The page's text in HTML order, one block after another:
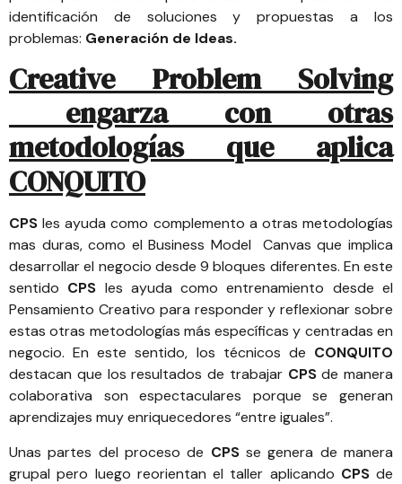
identificación de soluciones y propuestas a los
problemas: Generación de Ideas.
Creative Problem Solving
engarza con otras
metodologías que aplica
CONQUITO
CPS les ayuda como complemento a otras metodologías
mas duras, como el Business Model Canvas que implica
desarrollar el negocio desde 9 bloques diferentes. En este
sentido CPS les ayuda como entrenamiento desde el
Pensamiento Creativo para responder y reflexionar sobre
estas otras metodologías más específicas y centradas en
negocio. En este sentido, los técnicos de CONQUITO
destacan que los resultados de trabajar CPSde manera
colaborativa son espectaculares porque se generan
aprendizajes muy enriquecedores “entre iguales”.
Unas partes del proceso de CPSse genera de manera
grupal pero luego reorientan el taller aplicando CPSde